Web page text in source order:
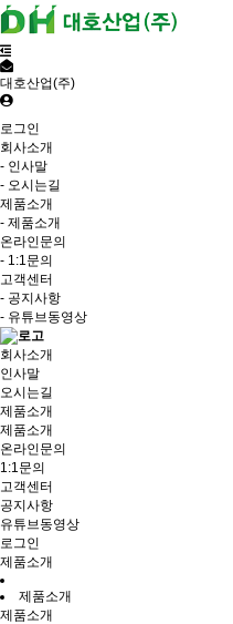
대호산업(주)
로그인
회사소개
- 인사말
- 오시는길
제품소개
- 제품소개
온라인문의
- 1:1문의
고객센터
- 공지사항
- 유튜브동영상
회사소개
인사말
오시는길
제품소개
제품소개
온라인문의
1:1문의
고객센터
공지사항
유튜브동영상
로그인
제품소개
제품소개
제품소개